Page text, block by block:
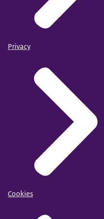
Privacy
Cookies